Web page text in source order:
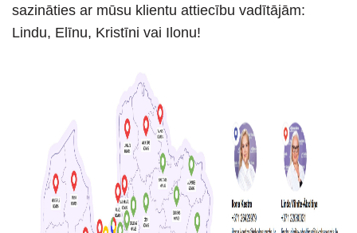
sazināties ar mūsu klientu attiecību vadītājām:
Lindu, Elīnu, Kristīni vai Ilonu!